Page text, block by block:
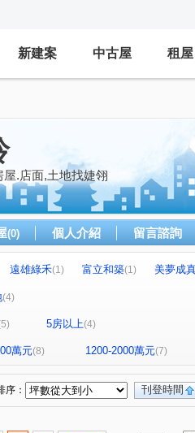
新建案 中古屋 租屋
.店面,土地找婕翎
(0) 個人介紹 留言諮詢
遠雄綠禾(1) 富立和築(1) 美夢成
(1) 富農街一段(2)
路(1) 崇賢三路 (1) 新吉(1) 建
仁和路(1) 永華路二段(1) 永續三街
海安路三段(1) 林森路三段(1) 大武
育平路(1) 州安一街(1) 樂活
(4)
5房以上(4)
萬元(8) 1200-2000萬元(7)
刊登時間
序：